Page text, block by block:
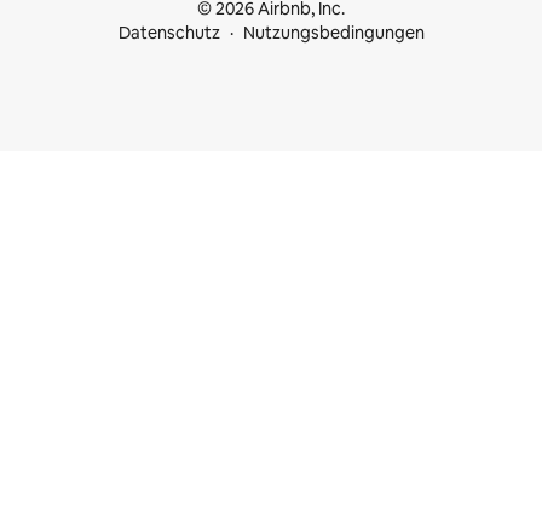
© 2026 Airbnb, Inc.
Datenschutz
Nutzungsbedingungen